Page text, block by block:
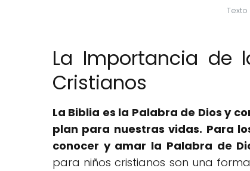
La Importancia de
Cristianos
La Biblia es la Palabra de Dios y
plan para nuestras vidas. Para
conocer y amar la Palabra de
para niños cristianos son una